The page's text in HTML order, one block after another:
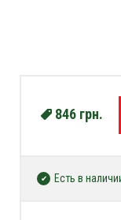
846 грн.
Есть в